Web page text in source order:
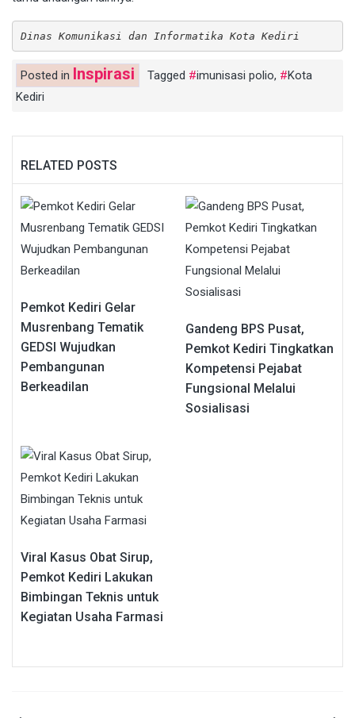
Dinas Komunikasi dan Informatika Kota Kediri
Posted in Inspirasi Tagged imunisasi polio,
Kota
Kediri
RELATED POSTS
Pemkot Kediri Gelar
Musrenbang Tematik
GEDSI Wujudkan
Pembangunan
Berkeadilan
Gandeng BPS Pusat,
Pemkot Kediri Tingkatkan
Kompetensi Pejabat
Fungsional Melalui
Sosialisasi
Viral Kasus Obat Sirup,
Pemkot Kediri Lakukan
Bimbingan Teknis untuk
Kegiatan Usaha Farmasi